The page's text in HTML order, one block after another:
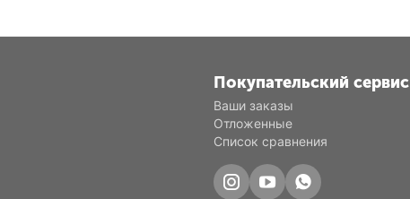
Покупательский сервис
Ваши заказы
Отложенные
Список сравнения